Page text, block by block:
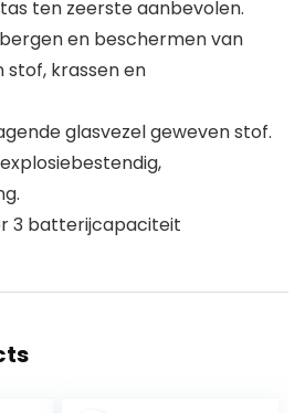
ten zeerste aanbevolen.
en beschermen van
krassen en
glasvezel geweven stof.
3 batterijcapaciteit